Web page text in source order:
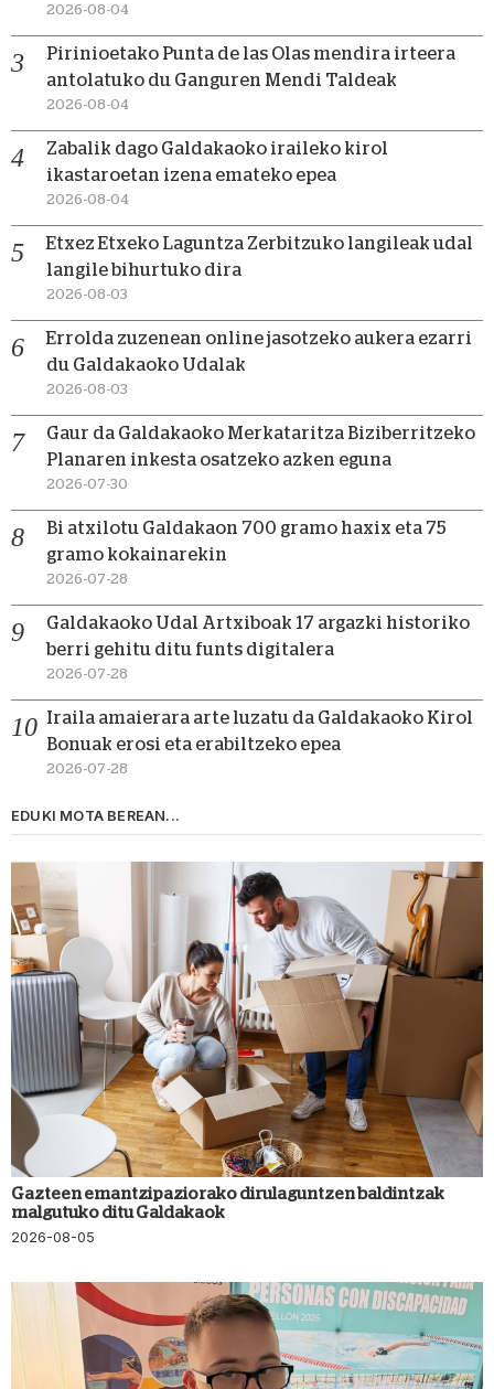
2026-08-04
Pirinioetako Punta de las Olas mendira irteera
antolatuko du Ganguren Mendi Taldeak
2026-08-04
Zabalik dago Galdakaoko iraileko kirol
ikastaroetan izena emateko epea
2026-08-04
Etxez Etxeko Laguntza Zerbitzuko langileak udal
langile bihurtuko dira
2026-08-03
Errolda zuzenean online jasotzeko aukera ezarri
du Galdakaoko Udalak
2026-08-03
Gaur da Galdakaoko Merkataritza Biziberritzeko
Planaren inkesta osatzeko azken eguna
2026-07-30
Bi atxilotu Galdakaon 700 gramo haxix eta 75
gramo kokainarekin
2026-07-28
Galdakaoko Udal Artxiboak 17 argazki historiko
berri gehitu ditu funts digitalera
2026-07-28
Iraila amaierara arte luzatu da Galdakaoko Kirol
Bonuak erosi eta erabiltzeko epea
2026-07-28
EDUKI MOTA BEREAN...
Gazteen emantzipaziorako dirulaguntzen baldintzak
malgutuko ditu Galdakaok
2026-08-05